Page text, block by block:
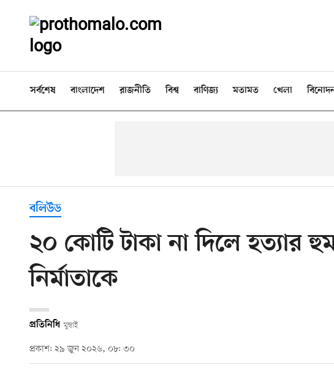
সর্বশেষ বাংলাদেশ রাজনীতি বিশ্ব বাণিজ্য মতামত খেলা
বলিউড
২০ কোটি টাকা না দিলে হত্যার
নির্মাতাকে
প্রতিনিধি মুম্বাই
প্রকাশ: ২৯ জুন ২০২৬, ০৮: ৩০